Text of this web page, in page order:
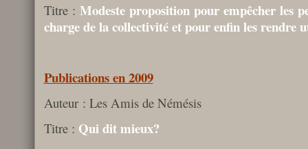
Titre :Modeste proposition pour empêcher les
charge de la collectivité et pour enfin les rendre
Publications en 2009
Auteur : Les Amis de Némésis
Titre : Qui dit mieux?